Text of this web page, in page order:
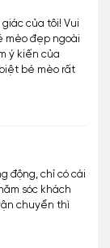
của tôi! Vui
mèo đẹp ngoài
ý kiến của
bé mèo rất
động, chỉ có cái
sóc khách
chuyển thì